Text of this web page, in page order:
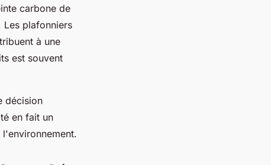
carbone de
plafonniers
à une
est souvent
décision
en fait un